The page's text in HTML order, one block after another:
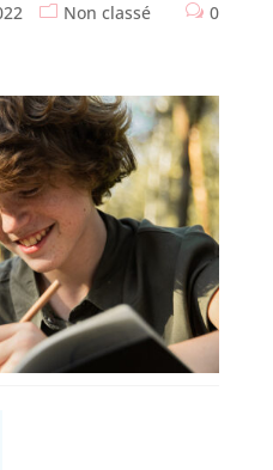
Non classé
0